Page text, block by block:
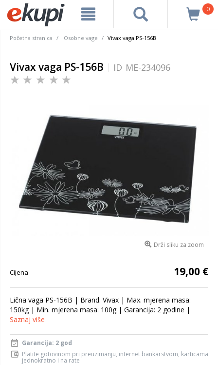
0
Početna stranica Osobne vage Vivax vaga PS-156B
Vivax vaga PS-156B ID ME-234096
Drži sliku za zoom
Cijena 19,00 €
Lična vaga PS-156B | Brand: Vivax | Max. mjerena masa:
150kg | Min. mjerena masa: 100g | Garancija: 2 godine |
Saznaj više
Garancija: 2 god
Platite gotovinom pri preuzimanju, internet bankarstvom, karticama
jednokratno i na rate